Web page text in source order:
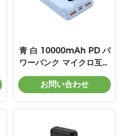
青 白 10000mAh PD パ
ワーバンク マイクロ互換
充電器 20W 22.5W ラン
キング電力
お問い合わせ